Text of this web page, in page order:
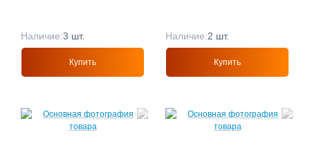
Наличие:3 шт.
Купить
Наличие:2 шт.
Купить